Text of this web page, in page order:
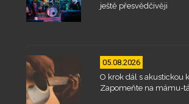
ještě přesvědčivěji
05.08.2026
O krok dál s akustickou
Zapomeňte na mámu-